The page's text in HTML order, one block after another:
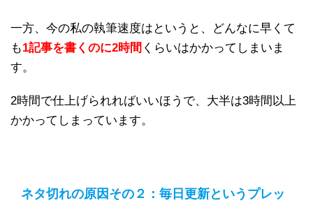
一方、今の私の執筆速度はというと、どんなに早くて
も1記事を書くのに2時間 くらいはかかってしまいま
す。
2時間で仕上げられればいいほうで、大半は3時間以上
かかってしまっています。
ネタ切れの原因その２：毎日更新というプレッ